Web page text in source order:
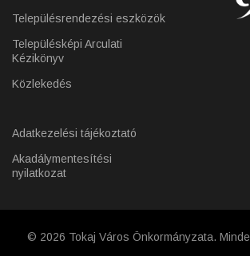
Településrendezési eszközök
Településképi Arculati
Kézikönyv
Közlekedés
Adatkezelési tájékoztató
Akadálymentesítési
nyilatkozat
© 2026 Tokaj Város Önkormányzata.